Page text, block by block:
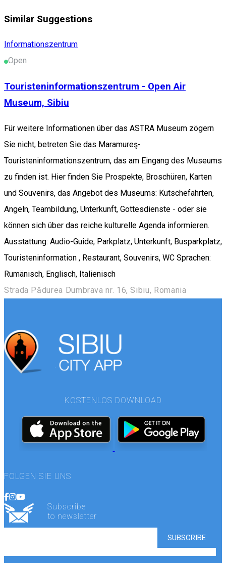
Similar Suggestions
Informationszentrum
Open
Touristeninformationszentrum - Open Air
Museum, Sibiu
Für weitere Informationen über das ASTRA Museum zögern
Sie nicht, betreten Sie das Maramureş-
Touristeninformationszentrum, das am Eingang des Museums
zu finden ist. Hier finden Sie Prospekte, Broschüren, Karten
und Souvenirs, das Angebot des Museums: Kutschefahrten,
Angeln, Teambildung, Unterkunft, Gottesdienste - oder sie
können sich über das reiche kulturelle Agenda informieren.
Ausstattung: Audio-Guide, Parkplatz, Unterkunft, Busparkplatz,
Touristeninformation , Restaurant, Souvenirs, WC Sprachen:
Rumänisch, Englisch, Italienisch
Strada Pădurea Dumbrava nr. 16, Sibiu, Romania
KOSTENLOS DOWNLOAD
FOLGEN SIE UNS
Subscribe
to newsletter